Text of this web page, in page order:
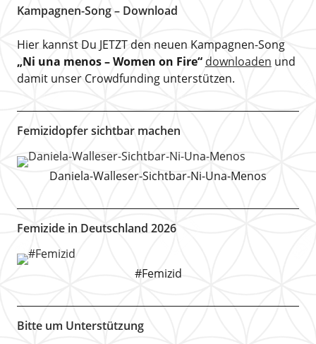
Kampagnen-Song – Download
Hier kannst Du JETZT den neuen Kampagnen-Song
„Ni una menos – Women on Fire“ downloaden und
damit unser Crowdfunding unterstützen.
Femizidopfer sichtbar machen
Daniela-Walleser-Sichtbar-Ni-Una-Menos
Femizide in Deutschland 2026
#Femizid
Bitte um Unterstützung